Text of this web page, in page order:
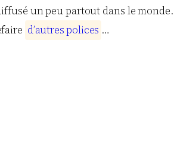
un peu partout dans le
d’autrespolices …